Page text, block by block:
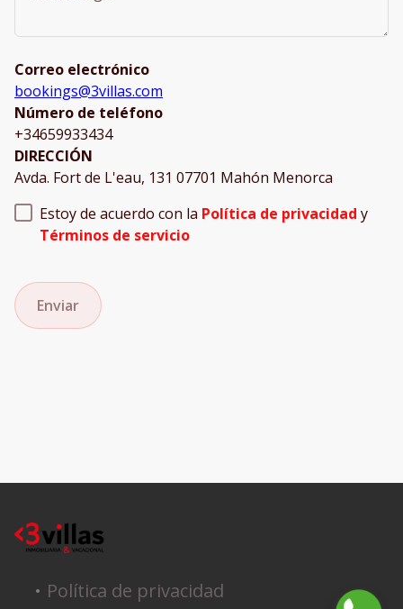
Correo electrónico
bookings@3villas.com
Número de teléfono
+34659933434
DIRECCIÓN
Avda. Fort de L'eau, 131 07701 Mahón Menorca
Estoy de acuerdo con la Política de privacidad y
Términos de servicio
Enviar
Política de privacidad